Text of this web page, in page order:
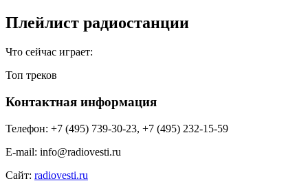
Плейлист радиостанции
Что сейчас играет:
Топ треков
Контактная информация
Телефон: +7 (495) 739-30-23, +7 (495) 232-15-59
E-mail: info@radiovesti.ru
Сайт: radiovesti.ru